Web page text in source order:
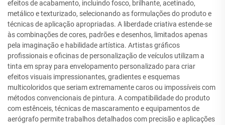
efeitos de acabamento, incluindo fosco, brilhante, acetinado,
metálico e texturizado, selecionando as formulações do produto e
técnicas de aplicação apropriadas. A liberdade criativa estende-se
às combinações de cores, padrões e desenhos, limitados apenas
pela imaginação e habilidade artística. Artistas gráficos
profissionais e oficinas de personalização de veículos utilizam a
tinta em spray para envelopamento personalizado para criar
efeitos visuais impressionantes, gradientes e esquemas
multicoloridos que seriam extremamente caros ou impossíveis com
métodos convencionais de pintura. A compatibilidade do produto
com estênceis, técnicas de mascaramento e equipamentos de
aerógrafo permite trabalhos detalhados com precisão e aplicações